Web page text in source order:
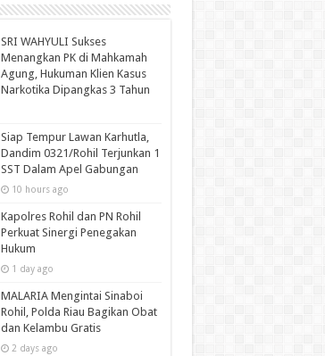
SRI WAHYULI Sukses
Menangkan PK di Mahkamah
Agung, Hukuman Klien Kasus
Narkotika Dipangkas 3 Tahun
Siap Tempur Lawan Karhutla,
Dandim 0321/Rohil Terjunkan 1
SST Dalam Apel Gabungan
10 hours ago
Kapolres Rohil dan PN Rohil
Perkuat Sinergi Penegakan
Hukum
1 day ago
MALARIA Mengintai Sinaboi
Rohil, Polda Riau Bagikan Obat
dan Kelambu Gratis
2 days ago